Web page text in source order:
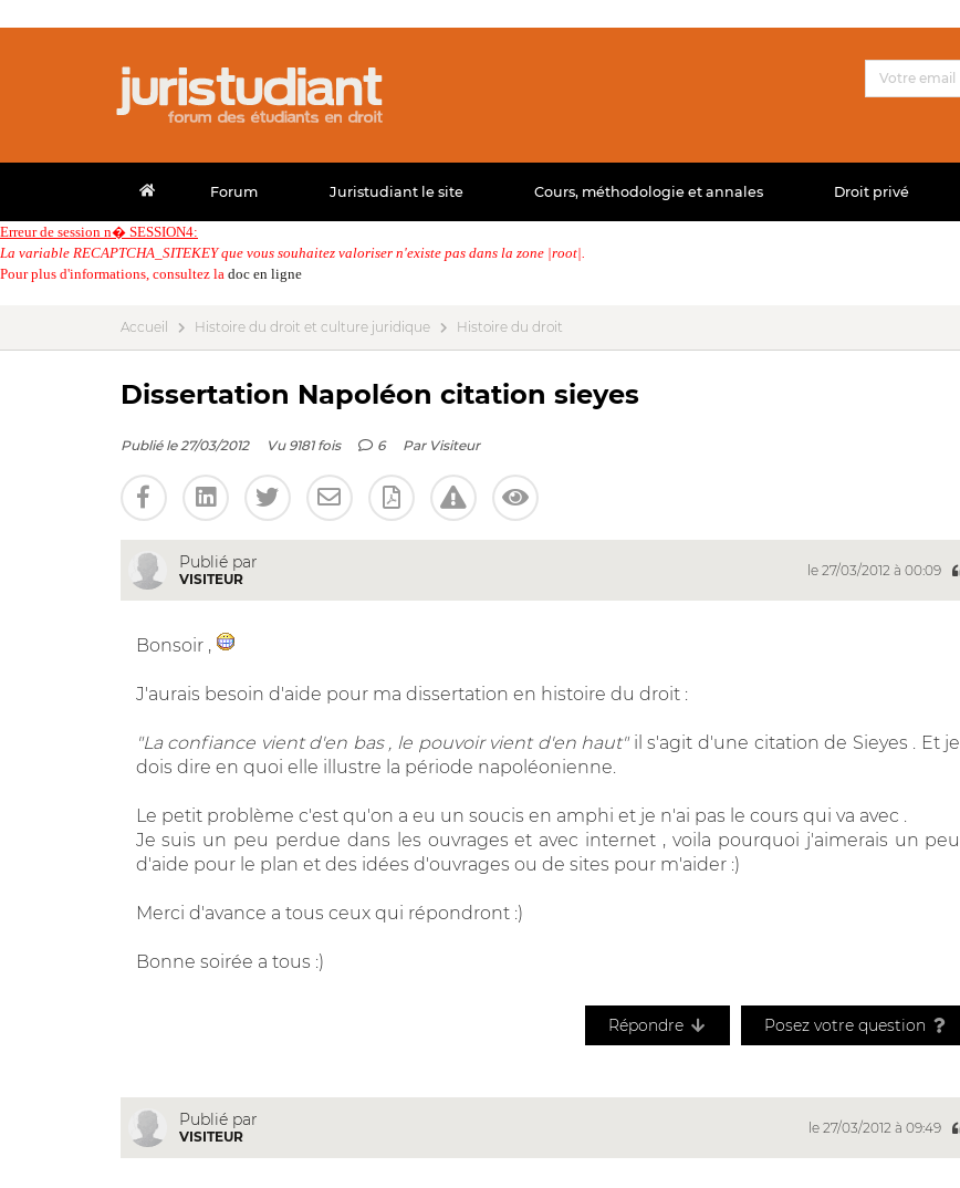
Forum Juristudiant le site Cours, méthodologie et annales Droit privé
Erreur de session n� SESSION4:
La variable RECAPTCHA_SITEKEY que vous souhaitez valoriser n'existe pas dans la zone |root|.
Pour plus d'informations, consultez la doc en ligne
Accueil Histoire du droit et culture juridique Histoire du droit
Dissertation Napoléon citation sieyes
Publié le 27/03/2012 Vu 9181 fois 6 Par Visiteur
Publié par
VISITEUR
le 27/03/2012 à 00:09
Bonsoir ,
J'aurais besoin d'aide pour ma dissertation en histoire du droit :
"La confiance vient d'en bas , le pouvoir vient d'en haut"il s'agit d'une citation de Sieyes . Et je
dois dire en quoi elle illustre la période napoléonienne.
Le petit problème c'est qu'on a eu un soucis en amphi et je n'ai pas le cours qui va avec .
Je suis un peu perdue dans les ouvrages et avec internet , voila pourquoi j'aimerais un peu
d'aide pour le plan et des idées d'ouvrages ou de sites pour m'aider :)
Merci d'avance a tous ceux qui répondront :)
Bonne soirée a tous :)
Répondre Posez votre question
Publié par
VISITEUR
le 27/03/2012 à 09:49